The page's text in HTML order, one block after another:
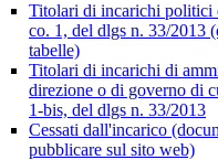
Titolari di incarichi politici
co. 1, del dlgs n. 33/2013
tabelle)
Titolari di incarichi di
direzione o di governo di
1-bis, del dlgs n. 33/2013
Cessati dall'incarico
pubblicare sul sito web)